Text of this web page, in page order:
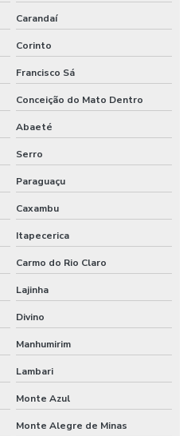
Carandaí
Corinto
Francisco Sá
Conceição do Mato Dentro
Abaeté
Serro
Paraguaçu
Caxambu
Itapecerica
Carmo do Rio Claro
Lajinha
Divino
Manhumirim
Lambari
Monte Azul
Monte Alegre de Minas